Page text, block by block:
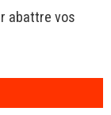
abattre vos